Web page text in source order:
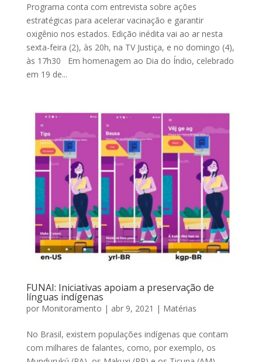
Programa conta com entrevista sobre ações
estratégicas para acelerar vacinação e garantir
oxigênio nos estados. Edição inédita vai ao ar nesta
sexta-feira (2), às 20h, na TV Justiça, e no domingo (4),
às 17h30 Em homenagem ao Dia do Índio, celebrado
em 19 de...
FUNAI: Iniciativas apoiam a preservação de
línguas indígenas
por Monitoramento | abr 9, 2021 | Matérias
No Brasil, existem populações indígenas que contam
com milhares de falantes, como, por exemplo, os